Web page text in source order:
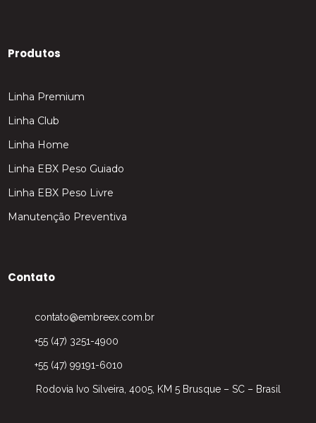
Produtos
Linha Premium
Linha Club
Linha Home
Linha EBX Peso Guiado
Linha EBX Peso Livre
Manutenção Preventiva
Contato
contato@embreex.com.br
+55 (47) 3251-4900
+55 (47) 99191-6010
Rodovia Ivo Silveira, 4005, KM 5 Brusque – SC – Brasil